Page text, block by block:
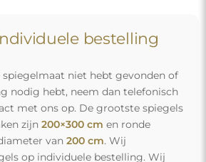
en veilig transport
te maken over het transport – wij
spiegel die u heeft besteld veilig bij u
kosteloos. Wij beschikken over
en opgeleid personeel, daarom
dat de spiegel in perfecte staat
kosten. Zelfs als u een